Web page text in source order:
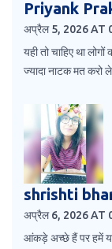
Priyank
अप्रैल 5, 2026 AT
यही तो चाहिए था
ज्यादा नाटक मत करो
shrishti
अप्रैल 6, 2026 AT
आंकड़े अच्छे हैं पर हमें यह